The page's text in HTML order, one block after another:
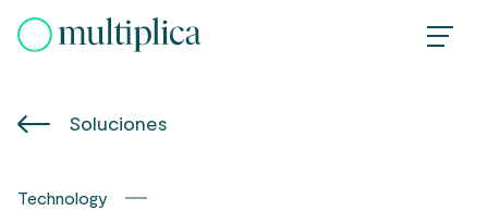
Soluciones
Technology